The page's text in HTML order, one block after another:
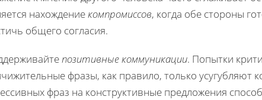
нахождениекомпромиссов, когда обе стороны
общего согласия.
позитивные коммуникации. Попытки
фразы, как правило, только усугубляют
фраз на конструктивные предложения